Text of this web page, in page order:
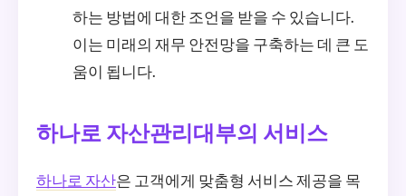
하는 방법에 대한 조언을 받을 수 있습니다.
이는 미래의 재무 안전망을 구축하는 데 큰 도
움이 됩니다.
하나로 자산관리대부의 서비스
하나로 자산은 고객에게 맞춤형 서비스 제공을 목